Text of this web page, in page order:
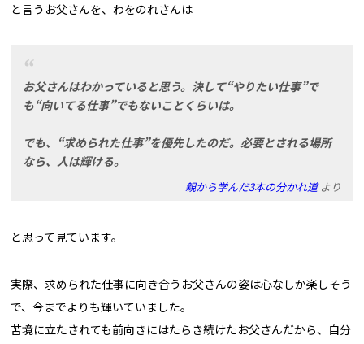
と言うお父さんを、わをのれさんは
お父さんはわかっていると思う。決して“やりたい仕事”で
も“向いてる仕事”でもないことくらいは。
でも、“求められた仕事”を優先したのだ。必要とされる場所
なら、人は輝ける。
親から学んだ3本の分かれ道より
と思って見ています。
実際、求められた仕事に向き合うお父さんの姿は心なしか楽しそう
で、今までよりも輝いていました。
苦境に立たされても前向きにはたらき続けたお父さんだから、自分